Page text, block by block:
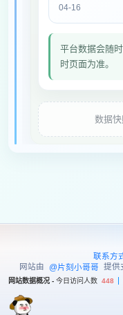
04-16
平台数据会随
时页面为准。
数据
联系方
网站由
@片刻小哥哥 提供
网站数据概况 - 今日访问人数 448